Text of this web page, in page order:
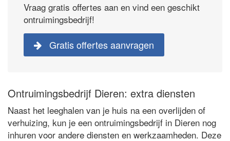
Vraag gratis offertes aan en vind een geschikt
ontruimingsbedrijf!
Gratis offertes aanvragen
Ontruimingsbedrijf Dieren: extra diensten
Naast het leeghalen van je huis na een overlijden of
verhuizing, kun je een ontruimingsbedrijf in Dieren nog
inhuren voor andere diensten en werkzaamheden. Deze